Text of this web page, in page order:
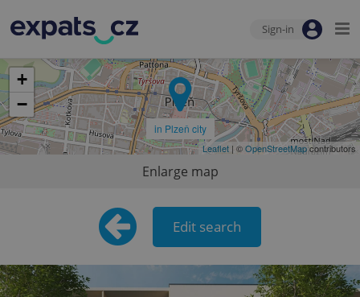
Sign-in
in Plzeň city
+
−
Leaflet | ©OpenStreetMapcontributors
Enlarge map
Edit search